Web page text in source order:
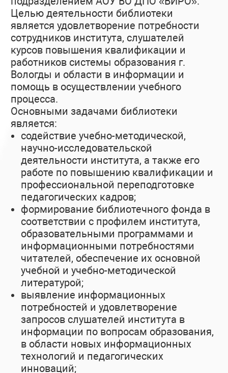
Целью деятельности библиотеки
является удовлетворение потребности
сотрудников института, слушателей
курсов повышения квалификации и
работников системы образования г.
Вологды и области в информации и
помощь в осуществлении учебного
процесса.
Основными задачами библиотеки
является:
содействие учебно-методической,
научно-исследовательской
деятельности института, а также его
работе по повышению квалификации и
профессиональной переподготовке
педагогических кадров;
формирование библиотечного фонда в
соответствии с профилем института,
образовательными программами и
информационными потребностями
читателей, обеспечение их основной
учебной и учебно-методической
литературой;
выявление информационных
потребностей и удовлетворение
запросов слушателей института в
информации по вопросам образования,
в области новых информационных
технологий и педагогических
инноваций;